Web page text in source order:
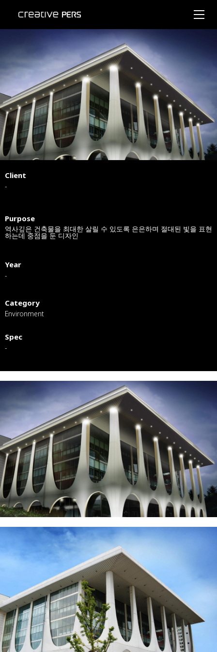
Client
-
Purpose
역사깊은 건축물을 최대한 살릴 수 있도록 은은하며 절대된 빛을 표현
하는데 중점을 둔 디자인
Year
-
Category
Environment
Spec
-